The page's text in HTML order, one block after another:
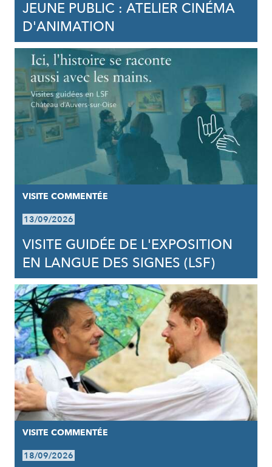
JEUNE PUBLIC : ATELIER CINÉMA
D'ANIMATION
VISITE COMMENTÉE
13/09/2026
VISITE GUIDÉE DE L'EXPOSITION
EN LANGUE DES SIGNES (LSF)
VISITE COMMENTÉE
18/09/2026